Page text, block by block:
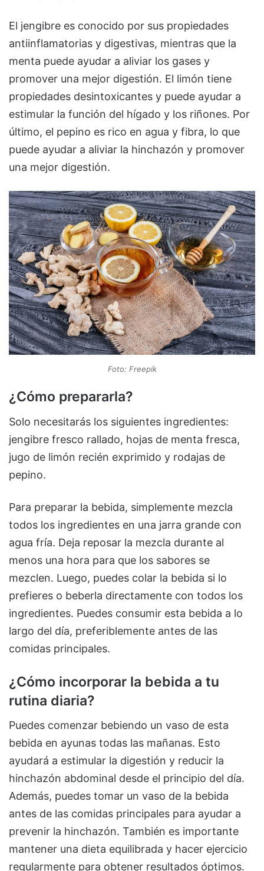
El jengibre es conocido por sus propiedades
antiinflamatorias y digestivas, mientras que la
menta puede ayudar a aliviar los gases y
promover una mejor digestión. El limón tiene
propiedades desintoxicantes y puede ayudar a
estimular la función del hígado y los riñones. Por
último, el pepino es rico en agua y fibra, lo que
puede ayudar a aliviar la hinchazón y promover
una mejor digestión.
Foto: Freepik
¿Cómo prepararla?
Solo necesitarás los siguientes ingredientes:
jengibre fresco rallado, hojas de menta fresca,
jugo de limón recién exprimido y rodajas de
pepino.
Para preparar la bebida, simplemente mezcla
todos los ingredientes en una jarra grande con
agua fría. Deja reposar la mezcla durante al
menos una hora para que los sabores se
mezclen. Luego, puedes colar la bebida si lo
prefieres o beberla directamente con todos los
ingredientes. Puedes consumir esta bebida a lo
largo del día, preferiblemente antes de las
comidas principales.
¿Cómo incorporar la bebida a tu
rutina diaria?
Puedes comenzar bebiendo un vaso de esta
bebida en ayunas todas las mañanas. Esto
ayudará a estimular la digestión y reducir la
hinchazón abdominal desde el principio del día.
Además, puedes tomar un vaso de la bebida
antes de las comidas principales para ayudar a
prevenir la hinchazón. También es importante
mantener una dieta equilibrada y hacer ejercicio
regularmente para obtener resultados óptimos.